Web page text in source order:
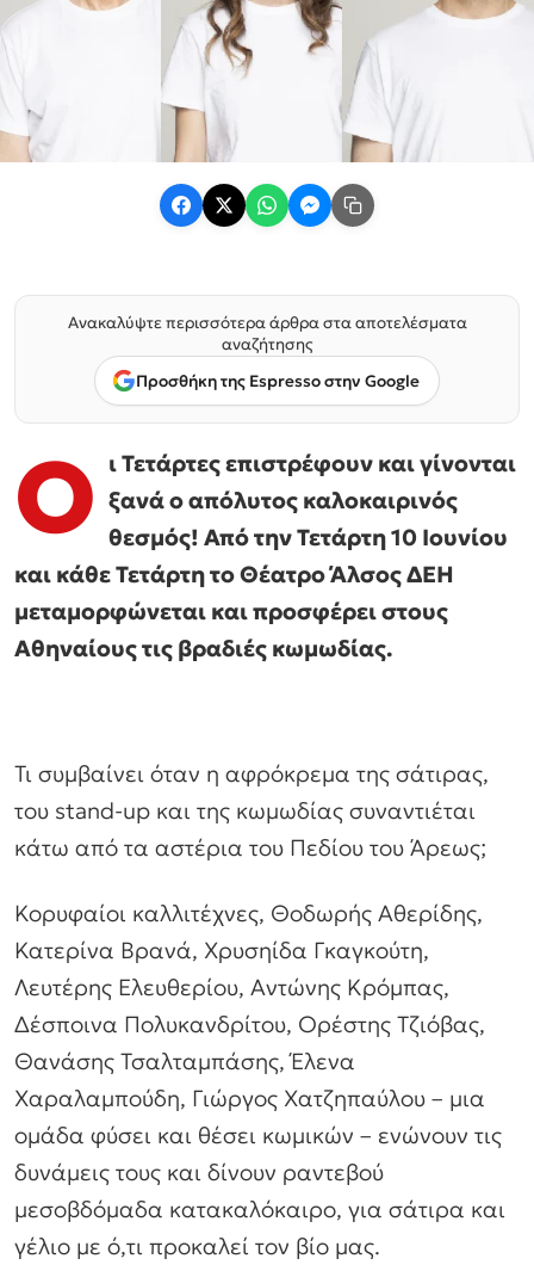
Ανακαλύψτε περισσότερα άρθρα στα αποτελέσματα
αναζήτησης
Προσθήκη της Espresso στην Google
Ο ι Τετάρτες επιστρέφουν και γίνονται
ξανά ο απόλυτος καλοκαιρινός
θεσμός! Από την Τετάρτη 10 Ιουνίου
και κάθε Τετάρτη το Θέατρο Άλσος ΔΕΗ
μεταμορφώνεται και προσφέρει στους
Αθηναίους τις βραδιές κωμωδίας.
Τι συμβαίνει όταν η αφρόκρεμα της σάτιρας,
του stand-up και της κωμωδίας συναντιέται
κάτω από τα αστέρια του Πεδίου του Άρεως;
Κορυφαίοι καλλιτέχνες, Θοδωρής Αθερίδης,
Κατερίνα Βρανά, Χρυσηίδα Γκαγκούτη,
Λευτέρης Ελευθερίου, Αντώνης Κρόμπας,
Δέσποινα Πολυκανδρίτου, Ορέστης Τζιόβας,
Θανάσης Τσαλταμπάσης, Έλενα
Χαραλαμπούδη, Γιώργος Χατζηπαύλου – μια
ομάδα φύσει και θέσει κωμικών – ενώνουν τις
δυνάμεις τους και δίνουν ραντεβού
μεσοβδόμαδα κατακαλόκαιρο, για σάτιρα και
γέλιο με ό,τι προκαλεί τον βίο μας.